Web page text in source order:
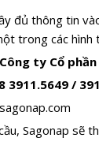
đủ thông tin
trong các hình
Công ty Cổ
3911.5649 /
Sagonap sẽ